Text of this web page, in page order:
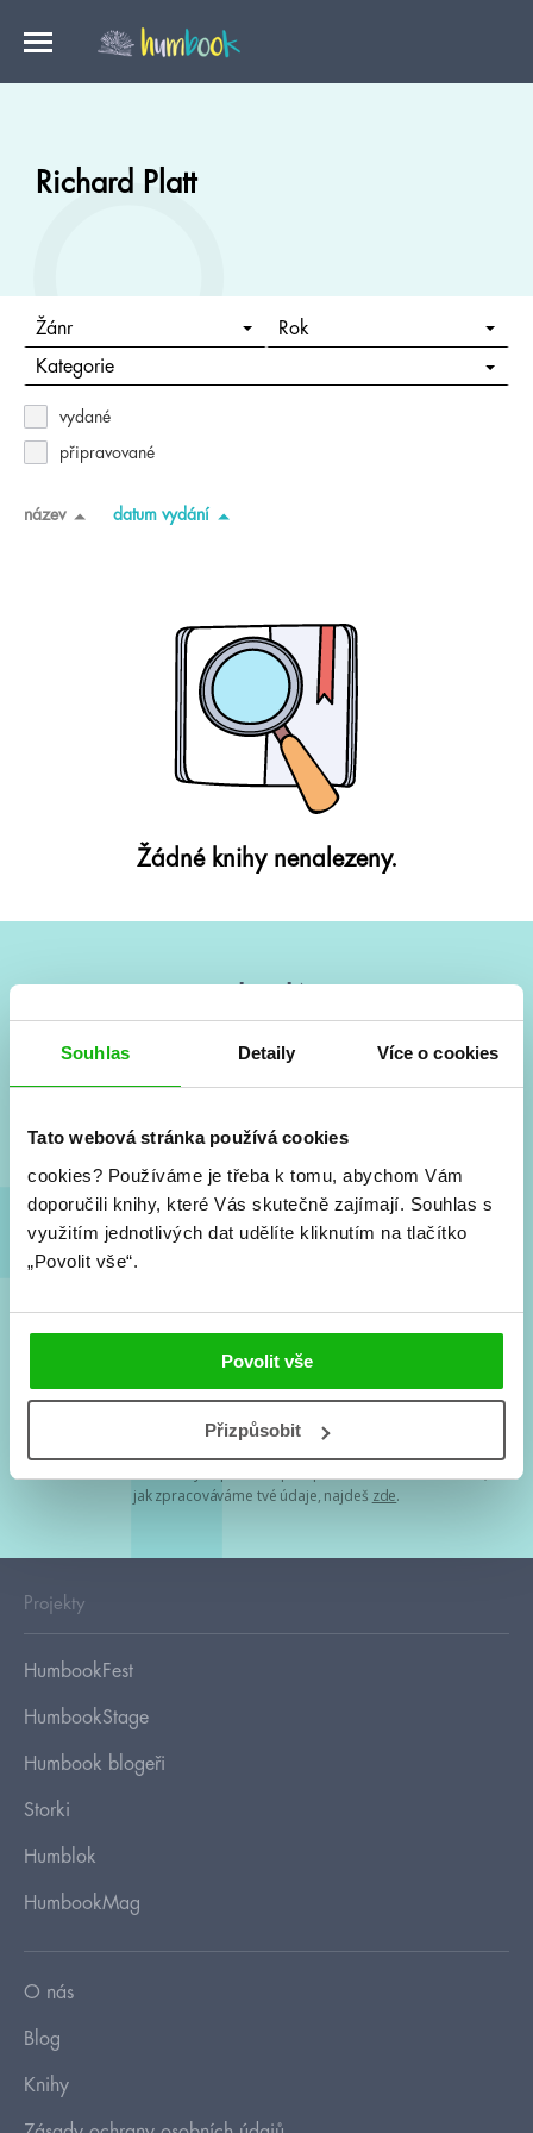
Souhlas Detaily Více o cookies
Tato webová stránka používá cookies
cookies? Používáme je třeba k tomu, abychom Vám
doporučili knihy, které Vás skutečně zajímají. Souhlas s
využitím jednotlivých dat udělíte kliknutím na tlačítko
„Povolit vše“.
Povolit vše
Přizpůsobit
Richard Platt
Žánr Rok
Kategorie
vydané
připravované
název datum vydání
Žádné knihy nenalezeny.
Vše kolem #youngadult každý měsíc rovnou do mailu!
a seriálové adaptace a další.
Souhlasím spodmínkami zpracování osobních údajů
Tvá e-mailová adresa je u nás v bezpečí. Přečti si
jak zpracováváme tvé údaje, najdeš zde.
Projekty
HumbookFest
HumbookStage
Humbook blogeři
Storki
Humblok
HumbookMag
O nás
Blog
Knihy